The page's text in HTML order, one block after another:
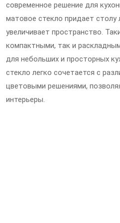
современное решение для
матовое стекло придает столу
увеличивает пространство.
компактными, так и
для небольших и просторных
стекло легко сочетается с
цветовыми решениями,
интерьеры.